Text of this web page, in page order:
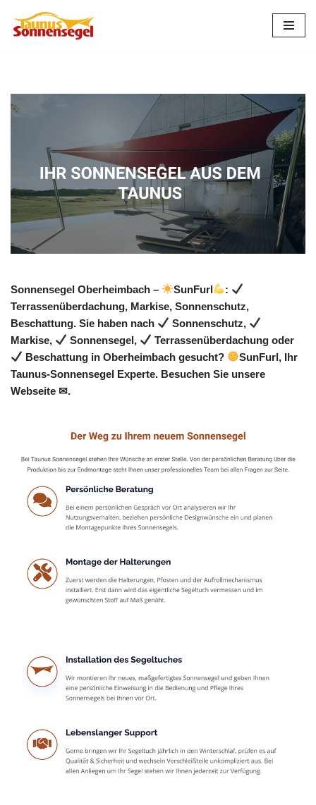
Zum
Sonnensegel Oberheimbach – SunFurl
:
Terrassenüberdachung, Markise, Sonnenschutz,
Beschattung. Sie haben nach
Sonnenschutz,
Markise,
Sonnensegel,
Terrassenüberdachung oder
Beschattung in Oberheimbach gesucht?
SunFurl, Ihr
Taunus-Sonnensegel Experte. Besuchen Sie unsere
Webseite ✉.